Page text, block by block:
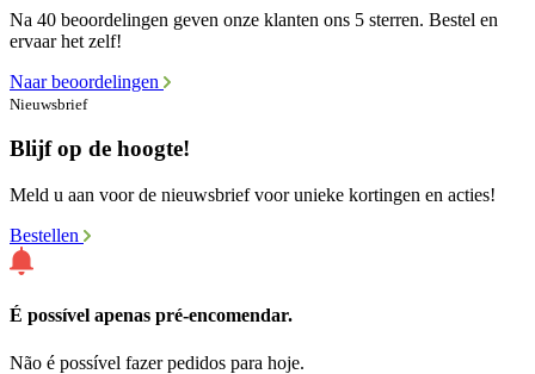
Na 40 beoordelingen geven onze klanten ons 5 sterren. Bestel en
ervaar het zelf!
Naar beoordelingen
Nieuwsbrief
Blijf op de hoogte!
Meld u aan voor de nieuwsbrief voor unieke kortingen en acties!
Bestellen
É possível apenas pré-encomendar.
Não é possível fazer pedidos para hoje.